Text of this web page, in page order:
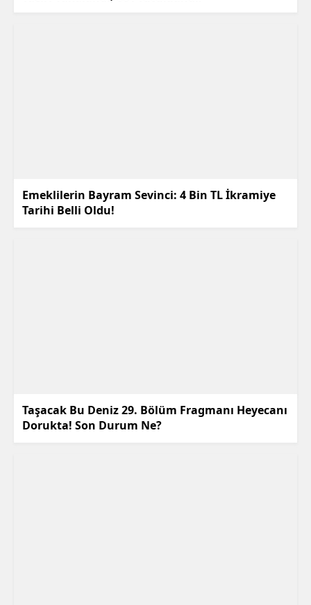
Emeklilerin Bayram Sevinci: 4 Bin TL İkramiye
Tarihi Belli Oldu!
Taşacak Bu Deniz 29. Bölüm Fragmanı Heyecanı
Dorukta! Son Durum Ne?